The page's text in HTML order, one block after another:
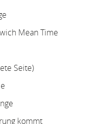
Mean Time
Seite)
kommt